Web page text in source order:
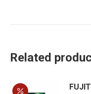
Related